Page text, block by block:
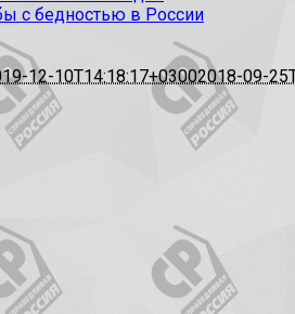
с бедностью в России
12-10T14:18:17+03002018-09-